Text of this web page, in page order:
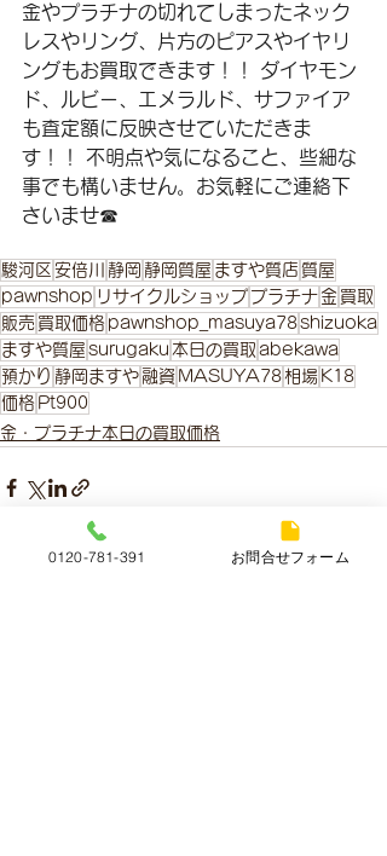
金やプラチナの切れてしまったネック
レスやリング、片方のピアスやイヤリ
ングもお買取できます！！ ダイヤモン
ド、ルビー、エメラルド、サファイア
も査定額に反映させていただきま
す！！ 不明点や気になること、些細な
事でも構いません。お気軽にご連絡下
さいませ☎
駿河区 安倍川 静岡 静岡質屋 ますや質店 質屋
pawnshop リサイクルショップ プラチナ 金 買取
販売 買取価格 pawnshop_masuya78shizuoka
ますや質屋 surugaku 本日の買取 abekawa
預かり 静岡ますや 融資 MASUYA78相場 K18
価格 Pt900
金・プラチナ本日の買取価格
0120-781-391 お問合せフォーム